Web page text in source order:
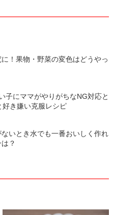
！果物・野菜の変色はどうやっ
子にママがやりがちなNG対応と
好き嫌い克服レシピ
ないとき水でも一番おいしく作れ
？